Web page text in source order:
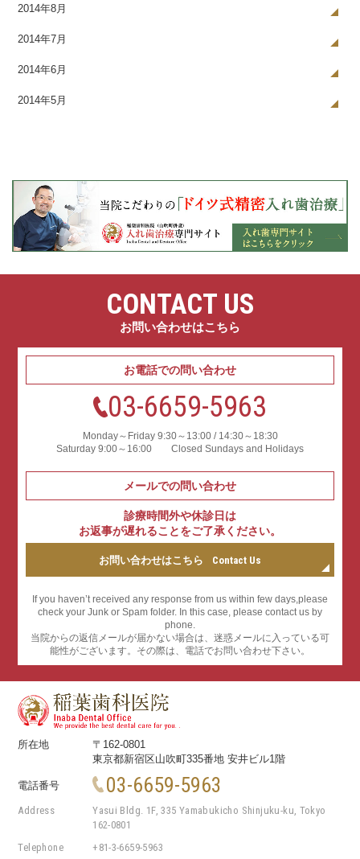
2014年8月
2014年7月
2014年6月
2014年5月
CONTACT US
お問い合わせはこちら
お電話での問い合わせ
03-6659-5963
Monday～Friday 9:30～13:00 / 14:30～18:30
Saturday 9:00～16:00 Closed Sundays and Holidays
メールでの問い合わせ
診療時間外や休診日は
お返事が遅れることをご了承ください。
お問い合わせはこちら Contact Us
If you haven’t received any response from us within few days,please
check your Junk or Spam folder. In this case, please contact us by
phone.
当院からの返信メールが届かない場合は、迷惑メールに⼊っている可
能性がございます。その際は、電話でお問い合わせ下さい。
所在地
〒162-0801
東京都新宿区山吹町335番地 安井ビル1階
電話番号 03-6659-5963
Address
Yasui Bldg. 1F, 335 Yamabukicho Shinjuku-ku, Tokyo
162-0801
Telephone
+81-3-6659-5963